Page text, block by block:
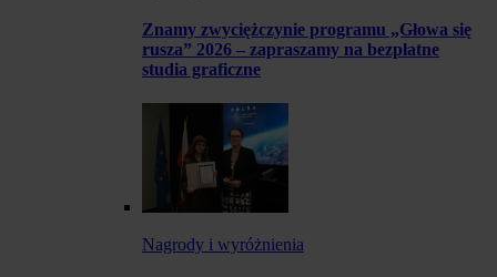
Znamy zwyciężczynie programu „Głowa się
rusza” 2026 – zapraszamy na bezpłatne
studia graficzne
Nagrody i wyróżnienia